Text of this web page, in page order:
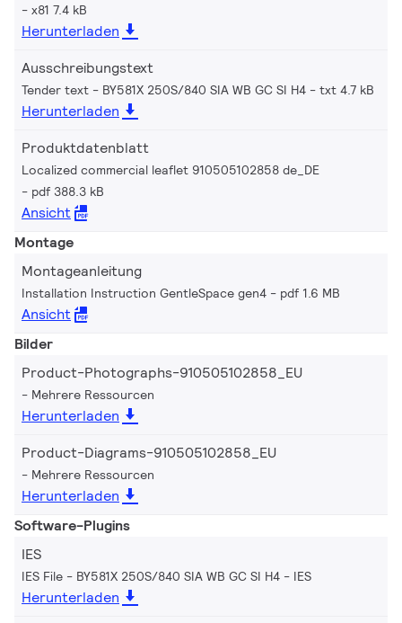
x81 7.4 kB
Herunterladen
Ausschreibungstext
Tender text - BY581X 250S/840 SIA WB GC SI H4 txt 4.7 kB
Herunterladen
Produktdatenblatt
Localized commercial leaflet 910505102858 de_DE
pdf 388.3 kB
Ansicht
Montage
Montageanleitung
Installation Instruction GentleSpace gen4 pdf 1.6 MB
Ansicht
Bilder
Product-Photographs-910505102858_EU
Mehrere Ressourcen
Herunterladen
Product-Diagrams-910505102858_EU
Mehrere Ressourcen
Herunterladen
Software-Plugins
IES
IES File - BY581X 250S/840 SIA WB GC SI H4 IES
Herunterladen